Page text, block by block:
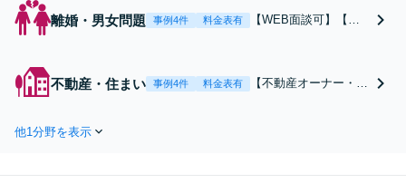
離婚・男女問題 事例4件 料金表有
【WEB面談可】【地
DV・モラハラ対応は
お任せください」「慰
不動産・住まい 事例4件 料金表有
【不動産オーナー・賃
明渡し請求はお任せく
他1分野を表示